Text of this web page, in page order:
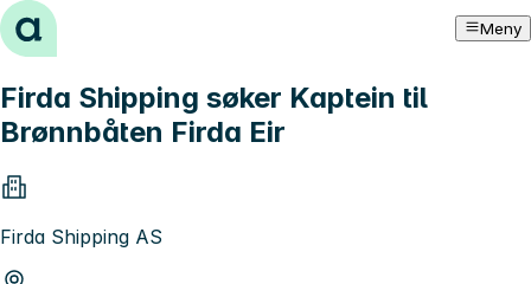
Hopp til innhold Meny
Firda Shipping søker Kaptein til
Brønnbåten Firda Eir
Firda Shipping AS